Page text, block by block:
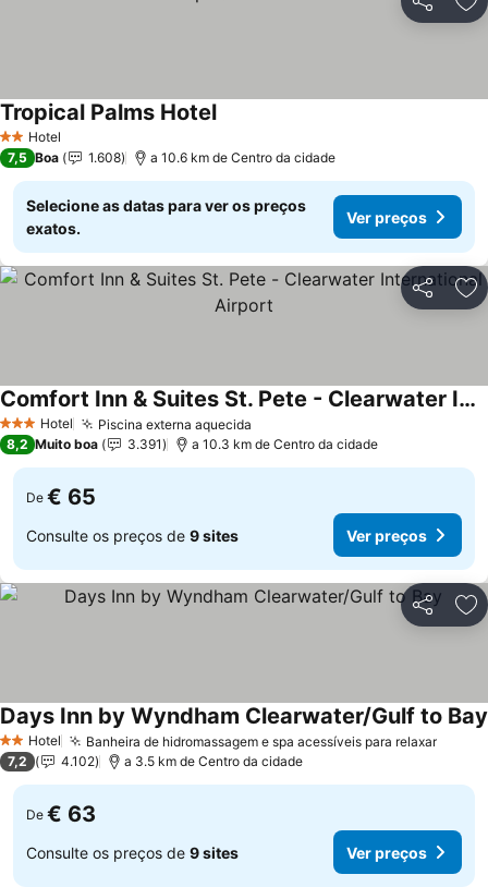
Partilhar
2 Estrelas
Hotel
Tropical Palms Hotel
7,5 Boa 1.608 a 10.6 km de Centro da cidade
Selecione as datas para ver os preços
exatos.
Ver preços
Partilhar
3 EstrelasHotel Piscina externa aquecida
Comfort Inn & Suites St. Pete - Clearwater International Airport
8,2 Muito boa 3.391 a 10.3 km de Centro da cidade
De € 65
Consulte os preços de 9 sites Ver preços
Partilhar
2 Estrelas
Hotel Banheira de hidromassagem e spa acessíveis para relaxar
Days Inn by Wyndham Clearwater/Gulf to Bay
7,2 4.102 a 3.5 km de Centro da cidade
De € 63
Consulte os preços de 9 sites Ver preços